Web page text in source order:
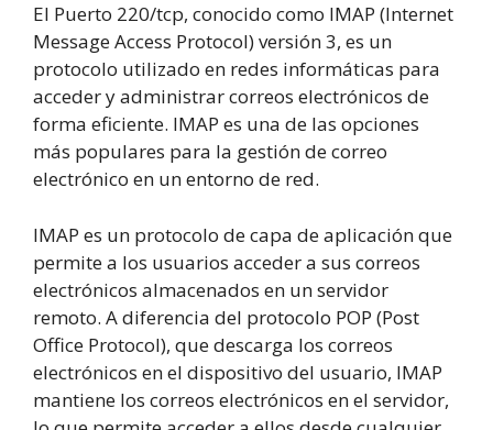
El Puerto 220/tcp, conocido como IMAP (Internet
Message Access Protocol) versión 3, es un
protocolo utilizado en redes informáticas para
acceder y administrar correos electrónicos de
forma eficiente. IMAP es una de las opciones
más populares para la gestión de correo
electrónico en un entorno de red.
IMAP es un protocolo de capa de aplicación que
permite a los usuarios acceder a sus correos
electrónicos almacenados en un servidor
remoto. A diferencia del protocolo POP (Post
Office Protocol), que descarga los correos
electrónicos en el dispositivo del usuario, IMAP
mantiene los correos electrónicos en el servidor,